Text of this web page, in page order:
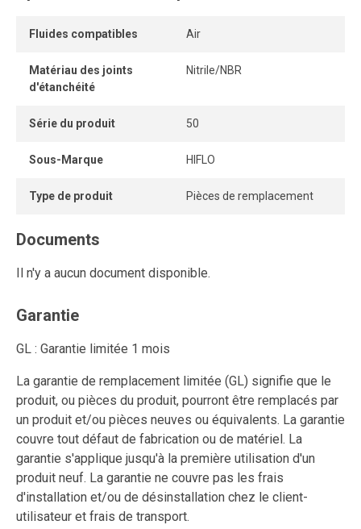
Fluides compatibles Air
Matériau des joints
d'étanchéité
Nitrile/NBR
Série du produit 50
Sous-Marque HIFLO
Type de produit Pièces de remplacement
Documents
Il n'y a aucun document disponible.
Garantie
GL : Garantie limitée 1 mois
La garantie de remplacement limitée (GL) signifie que le
produit, ou pièces du produit, pourront être remplacés par
un produit et/ou pièces neuves ou équivalents. La garantie
couvre tout défaut de fabrication ou de matériel. La
garantie s'applique jusqu'à la première utilisation d'un
produit neuf. La garantie ne couvre pas les frais
d'installation et/ou de désinstallation chez le client-
utilisateur et frais de transport.